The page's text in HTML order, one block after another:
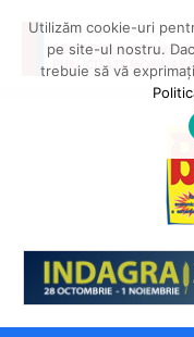
Utilizăm cookie-uri
pe site-ul nostru.
trebuie să vă